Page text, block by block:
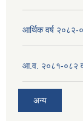
आर्थिक वर्ष २०८२-
आ.व. २०८१-०८२
अन्य